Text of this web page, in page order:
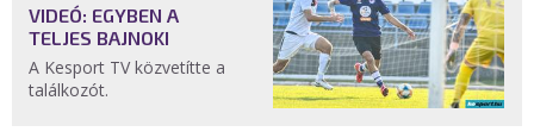
VIDEÓ: EGYBEN A
TELJES BAJNOKI
A Kesport TV közvetítte a
találkozót.